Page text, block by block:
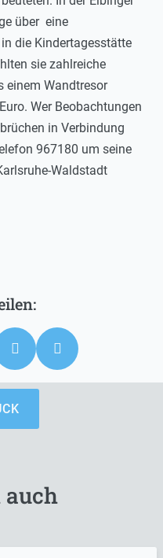
über eine
die Kindertagesstätte
sie zahlreiche
einem Wandtresor
Wer Beobachtungen
in Verbindung
967180 um seine
Waldstadt
auch